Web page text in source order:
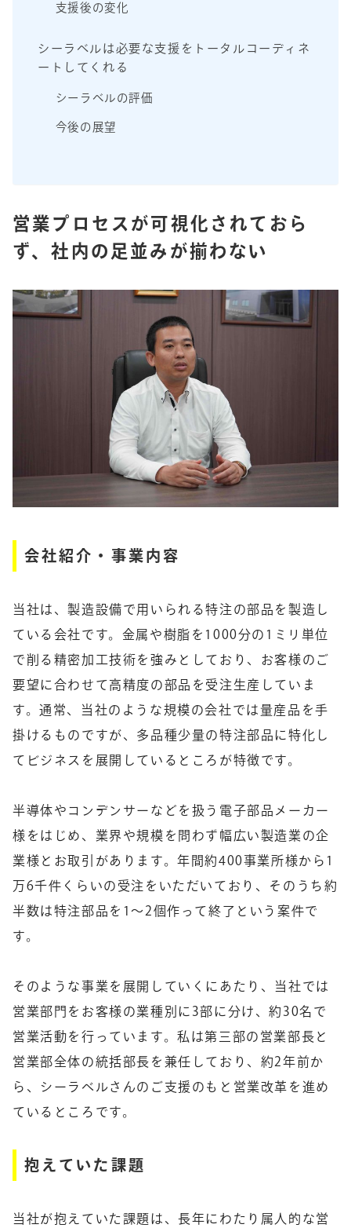
支援後の変化
シーラベルは必要な支援をトータルコーディネ
ートしてくれる
シーラベルの評価
今後の展望
営業プロセスが可視化されておら
ず、社内の足並みが揃わない
会社紹介・事業内容
当社は、製造設備で用いられる特注の部品を製造し
ている会社です。金属や樹脂を1000分の1ミリ単位
で削る精密加工技術を強みとしており、お客様のご
要望に合わせて高精度の部品を受注生産していま
す。通常、当社のような規模の会社では量産品を手
掛けるものですが、多品種少量の特注部品に特化し
てビジネスを展開しているところが特徴です。
半導体やコンデンサーなどを扱う電子部品メーカー
様をはじめ、業界や規模を問わず幅広い製造業の企
業様とお取引があります。年間約400事業所様から1
万6千件くらいの受注をいただいており、そのうち約
半数は特注部品を1～2個作って終了という案件で
す。
そのような事業を展開していくにあたり、当社では
営業部門をお客様の業種別に3部に分け、約30名で
営業活動を行っています。私は第三部の営業部長と
営業部全体の統括部長を兼任しており、約2年前か
ら、シーラベルさんのご支援のもと営業改革を進め
ているところです。
抱えていた課題
当社が抱えていた課題は、長年にわたり属人的な営